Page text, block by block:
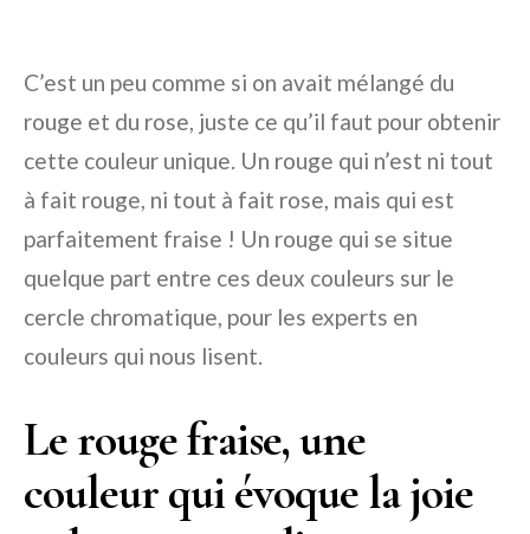
C’est un peu comme si on avait mélangé du
rouge et du rose, juste ce qu’il faut pour obtenir
cette couleur unique. Un rouge qui n’est ni tout
à fait rouge, ni tout à fait rose, mais qui est
parfaitement fraise ! Un rouge qui se situe
quelque part entre ces deux couleurs sur le
cercle chromatique, pour les experts en
couleurs qui nous lisent.
Le rouge fraise, une
couleur qui évoque la joie